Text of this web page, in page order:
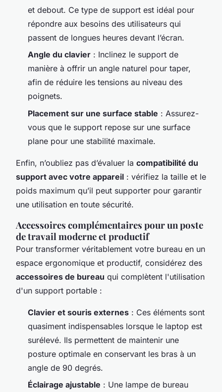
et debout. Ce type de support est idéal pour
répondre aux besoins des utilisateurs qui
passent de longues heures devant l’écran.
Angle du clavier : Inclinez le support de
manière à offrir un angle naturel pour taper,
afin de réduire les tensions au niveau des
poignets.
Placement sur une surface stable : Assurez-
vous que le support repose sur une surface
plane pour une stabilité maximale.
Enfin, n’oubliez pas d’évaluer la compatibilité du
support avec votre appareil : vérifiez la taille et le
poids maximum qu’il peut supporter pour garantir
une utilisation en toute sécurité.
Accessoires complémentaires pour un poste
de travail moderne et productif
Pour transformer véritablement votre bureau en un
espace ergonomique et productif, considérez des
accessoires de bureau qui complètent l'utilisation
d'un support portable :
Clavier et souris externes : Ces éléments sont
quasiment indispensables lorsque le laptop est
surélevé. Ils permettent de maintenir une
posture optimale en conservant les bras à un
angle de 90 degrés.
Éclairage ajustable : Une lampe de bureau